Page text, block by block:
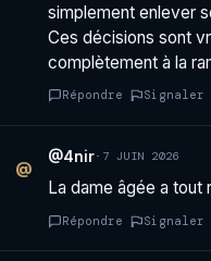
simplement enlever
Ces décisions sont
complètement à la
Répondre Signaler
@
@4nir· 7 JUIN 2026
La dame âgée a tout
Répondre Signaler